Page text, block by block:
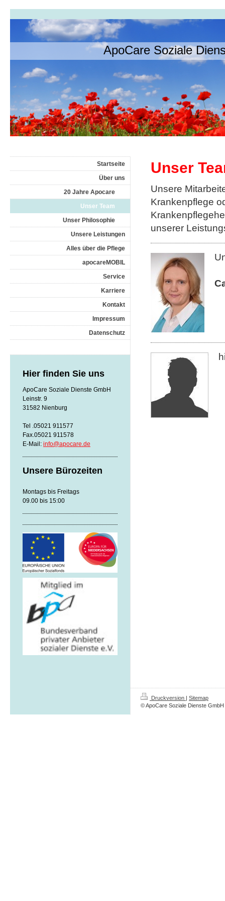
ApoCare Soziale
Unser
Unsere
Krankenpflege
unserer
Startseite
Über uns
20 Jahre Apocare
Unser Team
Unser Philosophie
Unsere Leistungen
Alles über die Pflege
apocareMOBIL
Service
Karriere
Kontakt
Impressum
Datenschutz
Hier finden Sie uns
ApoCare Soziale Dienste GmbH
Leinstr. 9
31582 Nienburg
Tel .05021 911577
Fax.05021 911578
E-Mail: info@apocare.de
Unsere Bürozeiten
Montags bis Freitags
09.00 bis 15:00
Druckversion
Sitemap
© ApoCare Soziale Dienste GmbH